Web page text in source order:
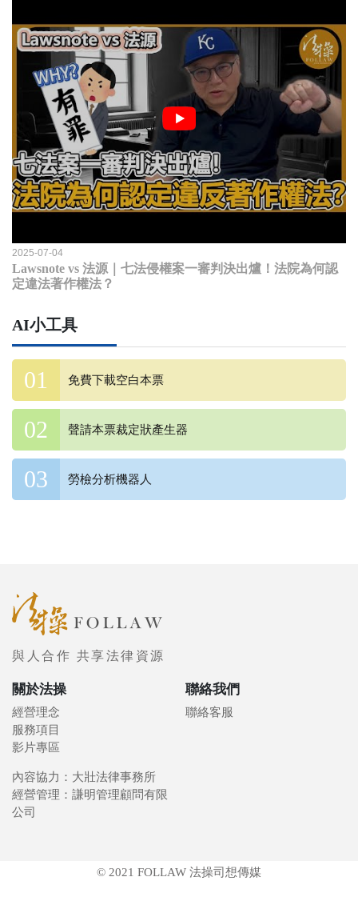
2025-07-04
Lawsnote vs 法源｜七法侵權案一審判決出爐！法院為何認
定違法著作權法？
AI小工具
免費下載空白本票
聲請本票裁定狀產生器
勞檢分析機器人
與人合作 共享法律資源
關於法操
經營理念
服務項目
影片專區
聯絡我們
聯絡客服
內容協力：大壯法律事務所
經營管理：謙明管理顧問有限
公司
© 2021 FOLLAW 法操司想傳媒